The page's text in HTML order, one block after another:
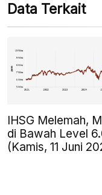
Data Terkait
IHSG Melemah,
di Bawah Level
(Kamis, 11 Juni